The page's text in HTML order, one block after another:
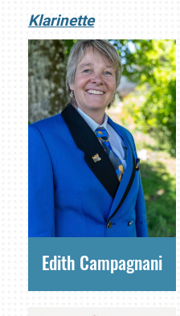
Klarinette
Edith Campagnani